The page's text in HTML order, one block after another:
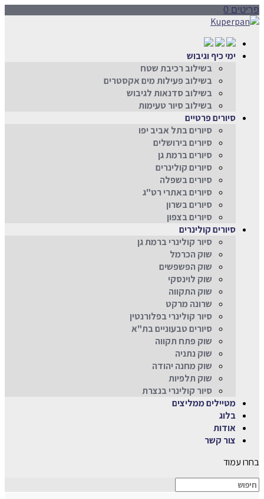
פריטים 0
ימי כיף וגיבוש
בשילוב רכיבת שטח
בשילוב פעילות מים אקסטרים
בשילוב סדנאות לגיבוש
בשילוב סיור טעימות
סיורים פרטיים
סיורים בתל אביב יפו
סיורים בירושלים
סיורים ברמת גן
סיורים קולינרים
סיורים בשפלה
סיורים באתרי רט"ג
סיורים בשרון
סיורים בצפון
סיורים קולינרים
סיור קולינרי ברמת גן
שוק הכרמל
שוק הפשפשים
שוק לוינסקי
שוק התקווה
שרונה מרקט
סיור קולינרי בפלורנטין
סיורים טבעוניים בת"א
שוק פתח תקווה
שוק נתניה
שוק מחנה יהודה
שוק תלפיות
סיור קולינרי בנצרת
מטיילים ממליצים
בלוג
אודות
צור קשר
בחרו עמוד